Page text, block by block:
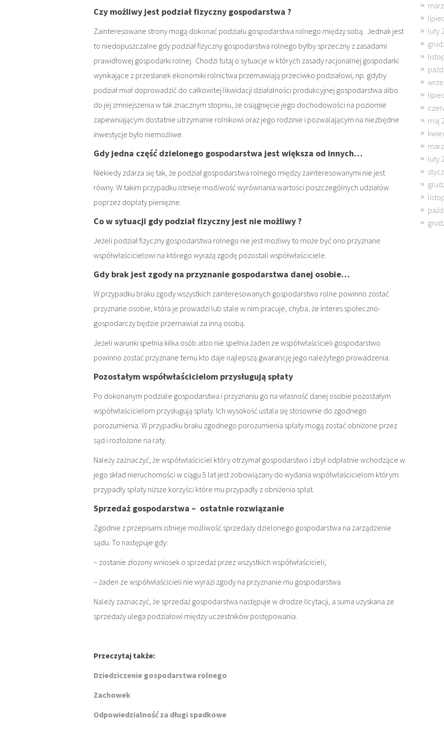
Czy możliwy jest podział fizyczny gospodarstwa ?
Zainteresowane strony mogą dokonać podziału gospodarstwa rolnego między sobą. Jednak jest
to niedopuszczalne gdy podział fizyczny gospodarstwa rolnego byłby sprzeczny z zasadami
prawidłowej gospodarki rolnej. Chodzi tutaj o sytuacje w których zasady racjonalnej gospodarki
wynikające z przesłanek ekonomiki rolnictwa przemawiają przeciwko podziałowi, np. gdyby
podział miał doprowadzić do całkowitej likwidacji działalności produkcyjnej gospodarstwa albo
do jej zmniejszenia w tak znacznym stopniu, że osiągnięcie jego dochodowości na poziomie
zapewniającym dostatnie utrzymanie rolnikowi oraz jego rodzinie i pozwalającym na niezbędne
inwestycje było niemożliwe.
Gdy jedna część dzielonego gospodarstwa jest większa od innych…
Niekiedy zdarza się tak, że podział gospodarstwa rolnego między zainteresowanymi nie jest
równy. W takim przypadku istnieje możliwość wyrównania wartości poszczególnych udziałów
poprzez dopłaty pieniężne.
Co w sytuacji gdy podział fizyczny jest nie możliwy ?
Jeżeli podział fizyczny gospodarstwa rolnego nie jest możliwy to może być ono przyznane
współwłaścicielowi na którego wyrażą zgodę pozostali współwłaściciele.
Gdy brak jest zgody na przyznanie gospodarstwa danej osobie…
W przypadku braku zgody wszystkich zainteresowanych gospodarstwo rolne powinno zostać
przyznane osobie, która je prowadzi lub stale w nim pracuje, chyba, że interes społeczno-
gospodarczy będzie przemawiał za inną osobą.
Jeżeli warunki spełnia kilka osób albo nie spełnia żaden ze współwłaścicieli gospodarstwo
powinno zostać przyznane temu kto daje najlepszą gwarancję jego należytego prowadzenia.
Pozostałym współwłaścicielom przysługują spłaty
Po dokonanym podziale gospodarstwa i przyznaniu go na własność danej osobie pozostałym
współwłaścicielom przysługują spłaty. Ich wysokość ustala się stosownie do zgodnego
porozumienia. W przypadku braku zgodnego porozumienia spłaty mogą zostać obniżone przez
sąd i rozłożone na raty.
Należy zaznaczyć, że współwłaściciel który otrzymał gospodarstwo i zbył odpłatnie wchodzące w
jego skład nieruchomości w ciągu 5 lat jest zobowiązany do wydania współwłaścicielom którym
przypadły spłaty niższe korzyści które mu przypadły z obniżenia spłat.
Sprzedaż gospodarstwa – ostatnie rozwiązanie
Zgodnie z przepisami istnieje możliwość sprzedaży dzielonego gospodarstwa na zarządzenie
sądu. To następuje gdy:
– zostanie złożony wniosek o sprzedaż przez wszystkich współwłaścicieli;
– żaden ze współwłaścicieli nie wyrazi zgody na przyznanie mu gospodarstwa.
Należy zaznaczyć, że sprzedaż gospodarstwa następuje w drodze licytacji, a suma uzyskana ze
sprzedaży ulega podziałowi między uczestników postępowania.
Przeczytaj także:
Dziedziczenie gospodarstwa rolnego
Zachowek
Odpowiedzialność za długi spadkowe
luty
maj
luty